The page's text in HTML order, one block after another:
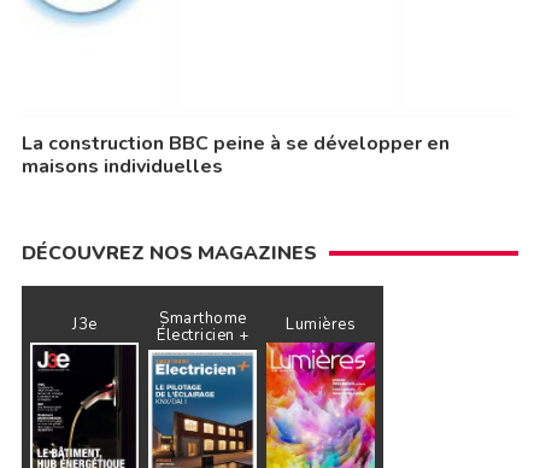
La construction BBC peine à se développer en
maisons individuelles
DÉCOUVREZ NOS MAGAZINES
J3e Smarthome
Électricien + Lumières